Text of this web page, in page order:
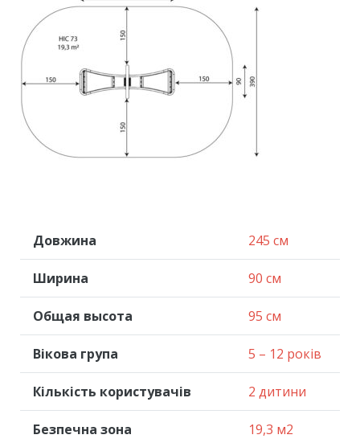
Довжина 245 см
Ширина 90 см
Общая высота 95 см
Вікова група 5 – 12 років
Кількість користувачів 2 дитини
Безпечна зона 19,3 м2